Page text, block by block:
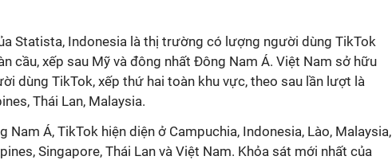
Statista, Indonesia là thị trường có lượng người dùng TikTok
cầu, xếp sau Mỹ và đông nhất Đông Nam Á. Việt Nam sở hữu
dùng TikTok, xếp thứ hai toàn khu vực, theo sau lần lượt là
Thái Lan, Malaysia.
Nam Á, TikTok hiện diện ở Campuchia, Indonesia, Lào, Malaysia,
Singapore, Thái Lan và Việt Nam. Khỏa sát mới nhất của